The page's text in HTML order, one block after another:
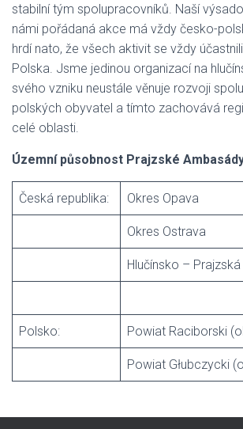
stabilní tým spolupracovníků. Naší
námi pořádaná akce má vždy česko-
hrdí nato, že všech aktivit se vždy
Polska. Jsme jedinou organizací na
svého vzniku neustále věnuje rozvoji
polských obyvatel a tímto zachovává
celé oblasti.
Územní působnost Prajzské
Česká republika: Okres Opava
Okres Ostrava
Hlučínsko – Prajzská
Polsko: Powiat Raciborski
Powiat Głubczycki